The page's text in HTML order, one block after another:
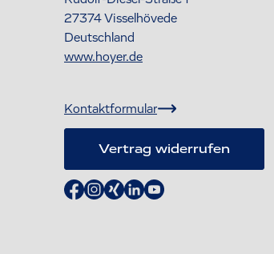
27374Visselhövede
Deutschland
www.hoyer.de
Kontaktformular
Vertrag widerrufen